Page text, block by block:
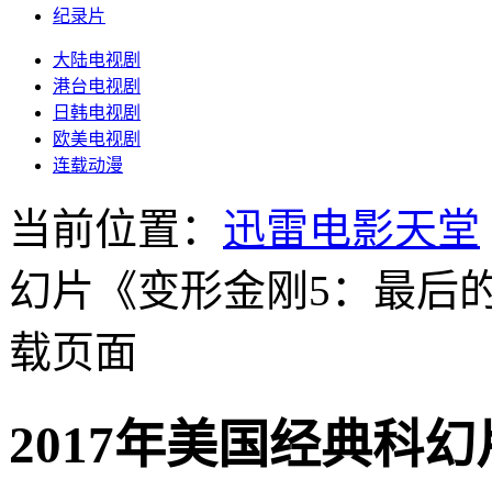
纪录片
大陆电视剧
港台电视剧
日韩电视剧
欧美电视剧
连载动漫
当前位置： 迅雷电影天堂
幻片《变形金刚5：最后
载页面
2017年美国经典科